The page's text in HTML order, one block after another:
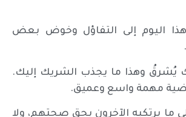
اليوم إلى التفاؤل وخوض بعض
يُشرقُ وهذا ما يجذب الشريك إليك.
مهمة واسع وعميق.
ما يرتكبه الآخرون بحق صحتهم، ولا